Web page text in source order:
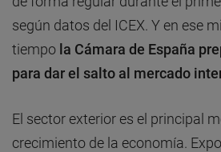
según datos del ICEX. Y en ese
tiempo la Cámara de España
para dar el salto al mercado
El sector exterior es el principal
crecimiento de la economía.